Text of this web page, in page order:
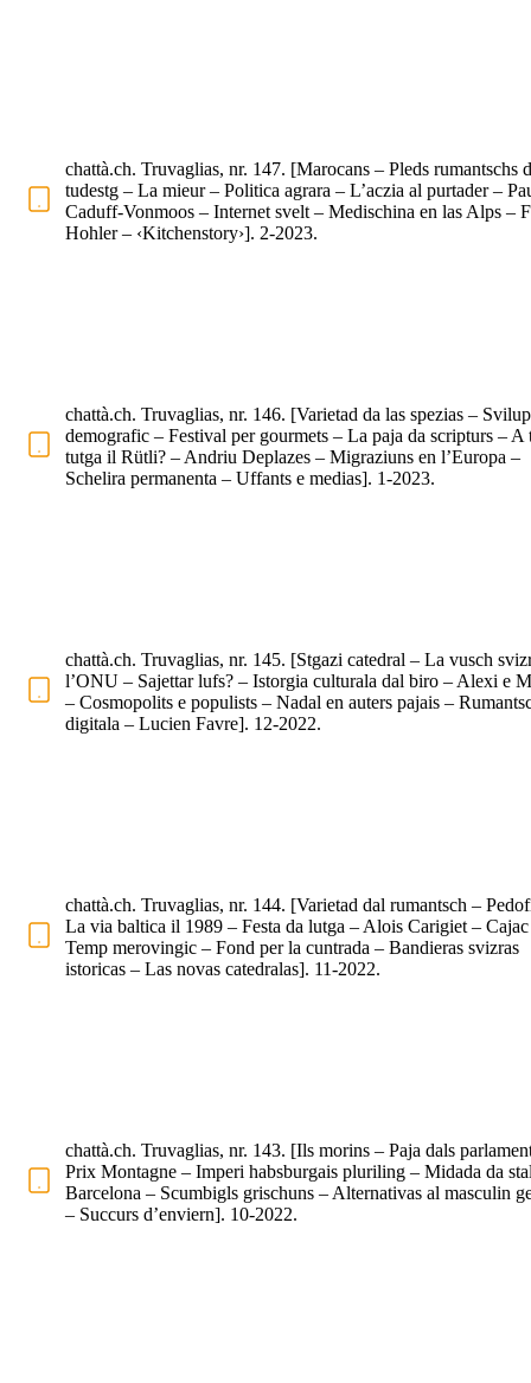
chattà.ch. Truvaglias, nr. 147. [Marocans – Pleds rumantschs
tudestg – La mieur – Politica agrara – L’aczia al purtader –
Caduff-Vonmoos – Internet svelt – Medischina en las Alps –
Hohler – ‹Kitchenstory›]. 2-2023.
chattà.ch. Truvaglias, nr. 146. [Varietad da las spezias – Svilup
demografic – Festival per gourmets – La paja da scripturs – A
tutga il Rütli? – Andriu Deplazes – Migraziuns en l’Europa –
Schelira permanenta – Uffants e medias]. 1-2023.
chattà.ch. Truvaglias, nr. 145. [Stgazi catedral – La vusch
l’ONU – Sajettar lufs? – Istorgia culturala dal biro – Alexi e
– Cosmopolits e populists – Nadal en auters pajais –
digitala – Lucien Favre]. 12-2022.
chattà.ch. Truvaglias, nr. 144. [Varietad dal rumantsch –
La via baltica il 1989 – Festa da lutga – Alois Carigiet –
Temp merovingic – Fond per la cuntrada – Bandieras svizras
istoricas – Las novas catedralas]. 11-2022.
chattà.ch. Truvaglias, nr. 143. [Ils morins – Paja dals
Prix Montagne – Imperi habsburgais pluriling – Midada da
Barcelona – Scumbigls grischuns – Alternativas al masculin
– Succurs d’enviern]. 10-2022.